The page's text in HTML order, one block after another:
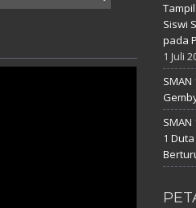
Siswi
pada
1 Juli
1